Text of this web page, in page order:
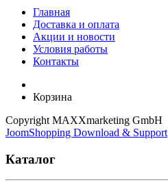
Главная
Доставка и оплата
Акции и новости
Условия работы
Контакты
Корзина
Copyright MAXXmarketing GmbH
JoomShopping Download & Support
Каталог